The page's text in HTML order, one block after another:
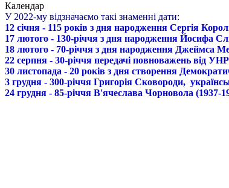
Календар
У 2022-му відзначаємо такі знаменні дати:
12 січня - 115 років з дня народження Сергія
17 лютого - 130-річчя з дня народження Йосифа
18 лютого - 70-річчя з дня народження Джеймса
22 серпня - 30-річчя передачі повноважень від УНР
30 листопада - 20 років з дня створення
3 грудня - 300-річчя Григорія Сковороди,
24 грудня - 85-річчя В'ячеслава Чорновола (1937-